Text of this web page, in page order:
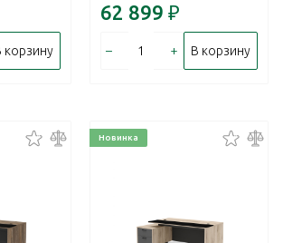
корзину
62 899 ₽
– + В корзину
Новинка